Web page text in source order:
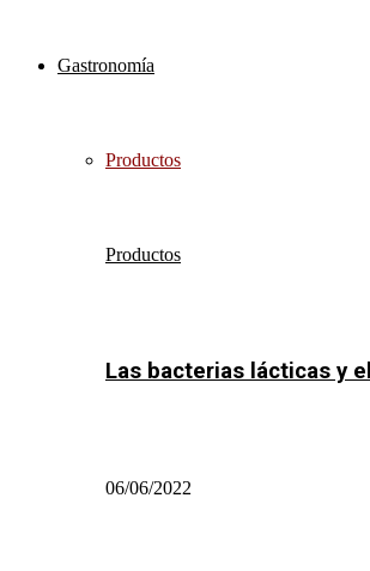
Gastronomía
Productos
Productos
Las bacterias lácticas y
06/06/2022